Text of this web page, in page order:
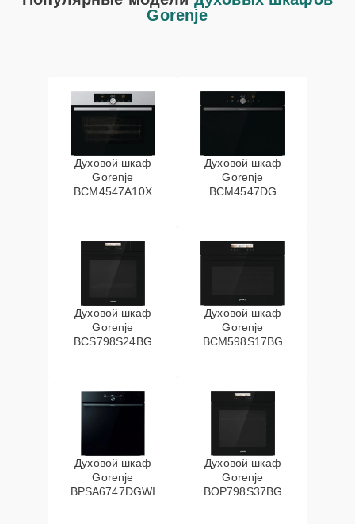
Gorenje
Духовой шкаф
Gorenje
BCM4547A10X
Духовой шкаф
Gorenje
BCM4547DG
Духовой шкаф
Gorenje
BCS798S24BG
Духовой шкаф
Gorenje
BCM598S17BG
Духовой шкаф
Gorenje
BPSA6747DGWI
Духовой шкаф
Gorenje
BOP798S37BG